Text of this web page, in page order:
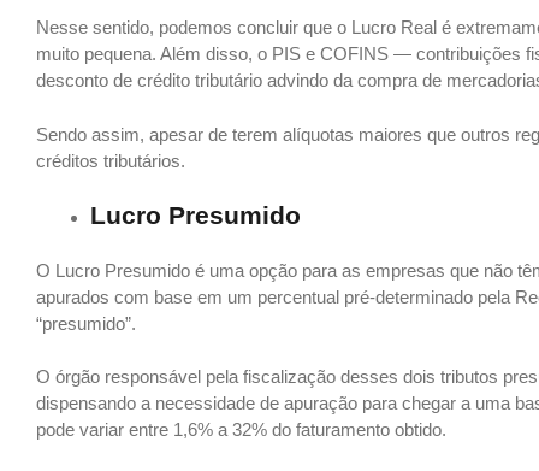
Nesse sentido, podemos concluir que o Lucro Real é
muito pequena. Além disso, o PIS e COFINS — contribuições
desconto de crédito tributário advindo da compra de
Sendo assim, apesar de terem alíquotas maiores que outros
créditos tributários.
Lucro Presumido
O Lucro Presumido é uma opção para as empresas que não
apurados com base em um percentual pré-determinado pela
“presumido”.
O órgão responsável pela fiscalização desses dois tributos
dispensando a necessidade de apuração para chegar a uma
pode variar entre 1,6% a 32% do faturamento obtido.